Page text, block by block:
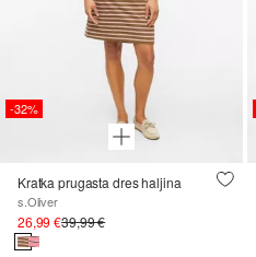
-32%
Kratka prugasta dres haljina
s.Oliver
26,99 €39,99 €